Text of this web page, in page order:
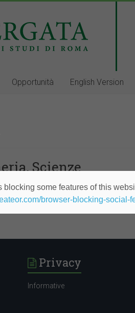
Opportunità English Version
Scienze
indeterminato - Roma,
Privacy
Informative
blocking some features of this
browser-blocking-social-